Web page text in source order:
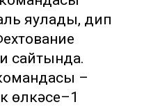
яулады, дип
сайтында.
–
өлкәсе–1